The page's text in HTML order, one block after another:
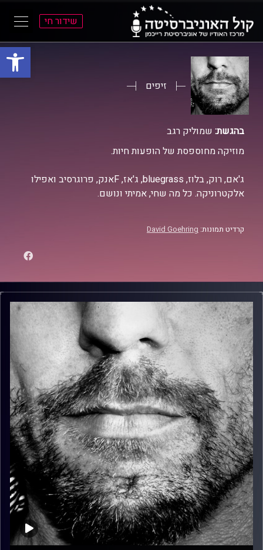
פתח
התפריט
הראשי
התוכן
הראשי
שידור חי
זיפים
בהגשת: שמוליק רגב
מוזיקה מחוספסת של הופעות חיות.
ג'אם, רוק, בלוז, bluegrass, ג'אז, Fאנק, פרוגרסיב ואפילו
אלקטרוניקה. כל מה שחי, אמיתי ונושם.
קרדיט תמונות: David Goehring